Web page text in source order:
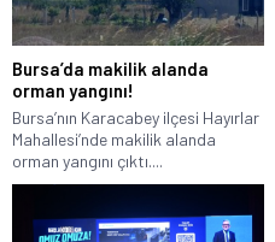
Bursa’da makilik alanda
orman yangını!
Bursa’nın Karacabey ilçesi Hayırlar
Mahallesi’nde makilik alanda
orman yangını çıktı....